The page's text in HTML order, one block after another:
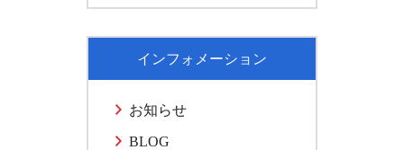
インフォメーション
お知らせ
BLOG